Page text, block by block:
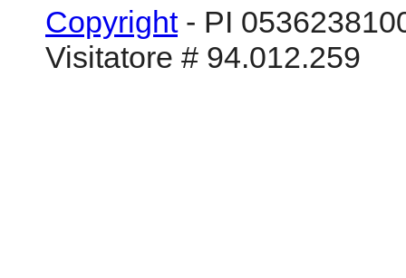
Copyright- PI
Visitatore # 94.012.259